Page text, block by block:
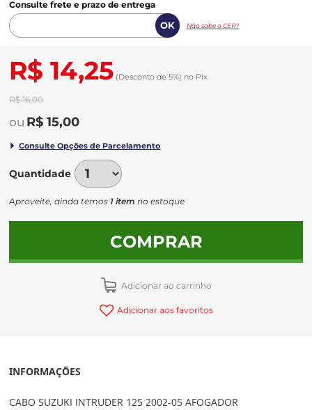
Consulte frete e prazo de entrega
Não sabe o CEP?
R$ 14,25 (Desconto de 5%) no Pix
R$ 16,00
R$ 15,00
Quantidade
Aproveite, ainda temos 1 item no estoque
COMPRAR
Adicionar ao carrinho
Adicionar aos favoritos
INFORMAÇÕES
CABO SUZUKI INTRUDER 125 2002-05 AFOGADOR